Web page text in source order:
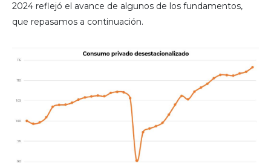
2024 reflejó el avance de algunos de los fundamentos,
que repasamos a continuación.